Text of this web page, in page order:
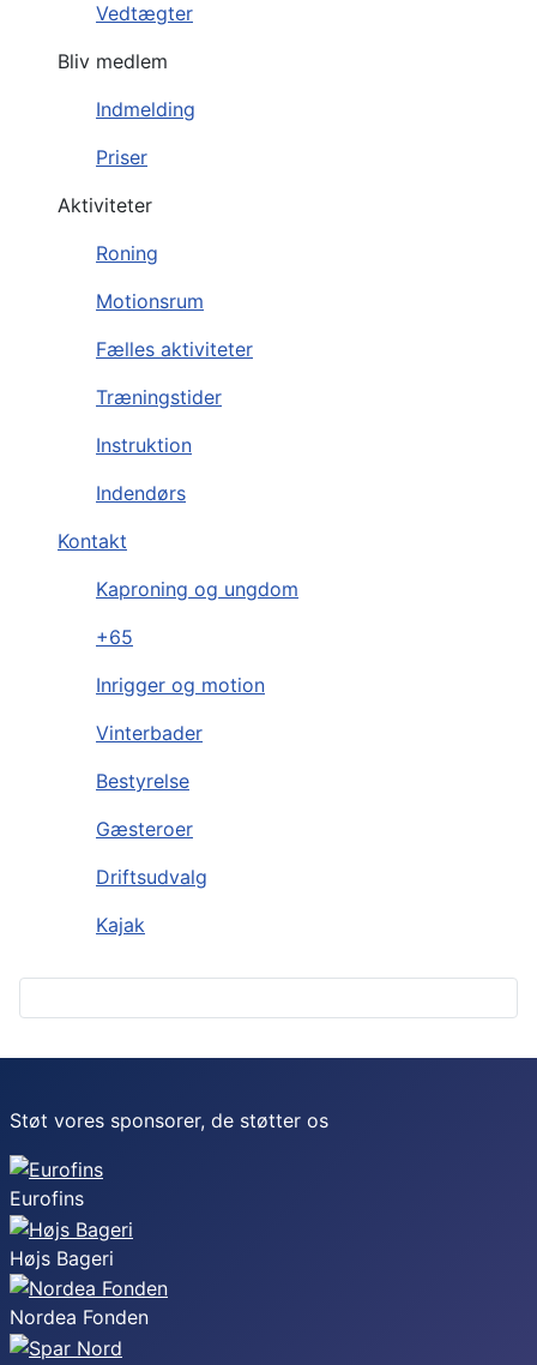
Vedtægter
Bliv medlem
Indmelding
Priser
Aktiviteter
Roning
Motionsrum
Fælles aktiviteter
Træningstider
Instruktion
Indendørs
Kontakt
Kaproning og ungdom
+65
Inrigger og motion
Vinterbader
Bestyrelse
Gæsteroer
Driftsudvalg
Kajak
Støt vores sponsorer, de støtter os
Eurofins
Højs Bageri
Nordea Fonden